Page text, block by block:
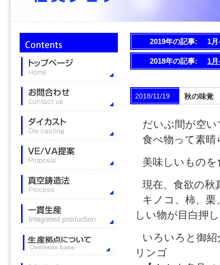
2019年の記事: 1
2018年の記事: 1
2018/11/19 秋の味覚
だいぶ間が空
食べ物って素
美味しいもの
現在、食欲の秋
キノコ、柿、
しい物が目白押
いろいろと御
リンゴ